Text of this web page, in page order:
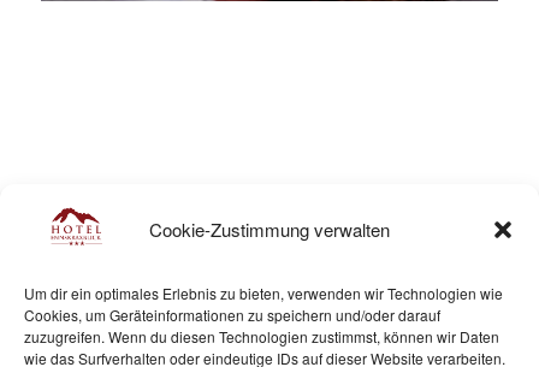
Cookie-Zustimmung verwalten
Um dir ein optimales Erlebnis zu bieten, verwenden wir Technologien wie
Cookies, um Geräteinformationen zu speichern und/oder darauf
zuzugreifen. Wenn du diesen Technologien zustimmst, können wir Daten
wie das Surfverhalten oder eindeutige IDs auf dieser Website verarbeiten.